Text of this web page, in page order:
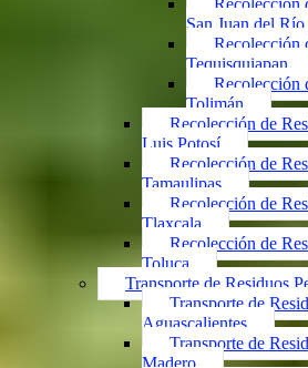
Recolección
San Juan del Río
Recolección
Tequisquiapan
Recolección
Tolimán
Recolección de
Luis Potosí
Recolección de
Tamaulipas
Recolección de
Tlaxcala
Recolección de
Toluca
Transporte de Residuos
Transporte de
Aguascalientes
Transporte de
Madero